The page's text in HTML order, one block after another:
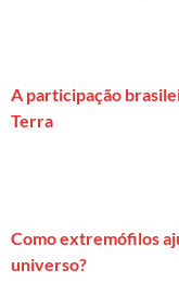
A participação
Terra
Como extremófilos
universo?